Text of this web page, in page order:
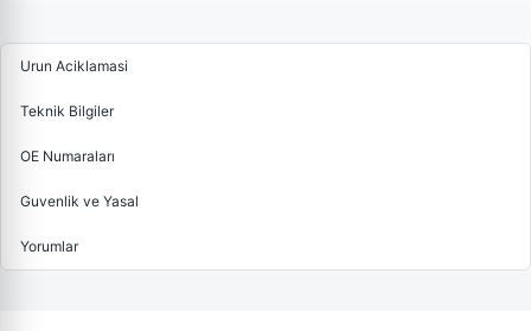
Urun Aciklamasi
Teknik Bilgiler
OE Numaraları
Guvenlik ve Yasal
Yorumlar